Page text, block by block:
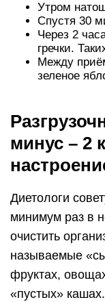
Утром
Спустя 30
Через 2
гречки.
Между
зеленое
минус – 2
Диетологи
минимум раз в
очистить
называемые
фруктах,
«пустых»